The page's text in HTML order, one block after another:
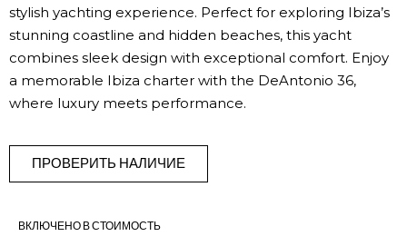
stylish yachting experience. Perfect for exploring Ibiza’s
stunning coastline and hidden beaches, this yacht
combines sleek design with exceptional comfort. Enjoy
a memorable Ibiza charter with the DeAntonio 36,
where luxury meets performance.
ПРОВЕРИТЬ НАЛИЧИЕ
ВКЛЮЧЕНО В СТОИМОСТЬ